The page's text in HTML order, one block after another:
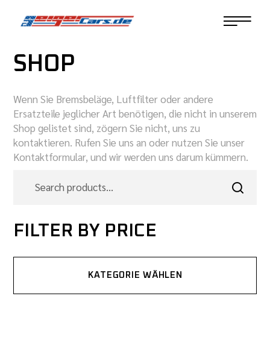
SHOP
Wenn Sie Bremsbeläge, Luftfilter oder andere
Ersatzteile jeglicher Art benötigen, die nicht in unserem
Shop gelistet sind, zögern Sie nicht, uns zu
kontaktieren. Rufen Sie uns an oder nutzen Sie unser
Kontaktformular, und wir werden uns darum kümmern.
FILTER BY PRICE
KATEGORIE WÄHLEN